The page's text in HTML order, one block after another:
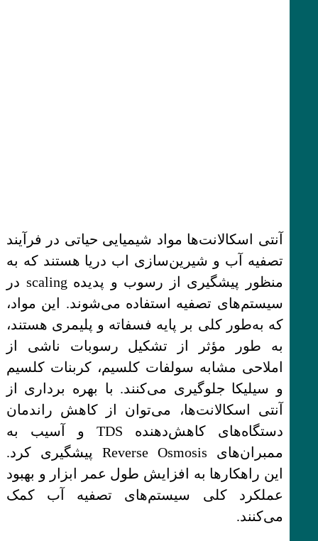
آنتی اسکالانت‌ها مواد شیمیایی حیاتی در فرآیند
تصفیه آب و شیرین‌سازی اب دریا هستند که به
منظور پیشگیری از رسوب و پدیده scaling در
سیستم‌های تصفیه استفاده می‌شوند. این مواد،
که به‌طور کلی بر پایه فسفاته و پلیمری هستند،
به طور مؤثر از تشکیل رسوبات ناشی از
املاحی مشابه سولفات کلسیم، کربنات کلسیم
و سیلیکا جلوگیری می‌کنند. با بهره برداری از
آنتی اسکالانت‌ها، می‌توان از کاهش راندمان
دستگاه‌های کاهش‌دهنده TDS و آسیب به
ممبران‌های Reverse Osmosis پیشگیری کرد.
این راهکارها به افزایش طول عمر ابزار و بهبود
عملکرد کلی سیستم‌های تصفیه آب کمک
می‌کنند.